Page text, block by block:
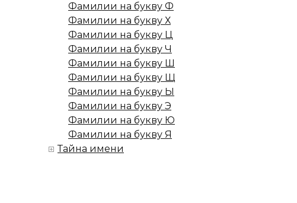
Фамилии на букву Ф
Фамилии на букву Х
Фамилии на букву Ц
Фамилии на букву Ч
Фамилии на букву Ш
Фамилии на букву Щ
Фамилии на букву Ы
Фамилии на букву Э
Фамилии на букву Ю
Фамилии на букву Я
Тайна имени